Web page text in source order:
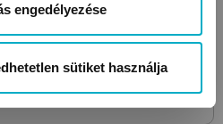
engedélyezése
sütiket használja